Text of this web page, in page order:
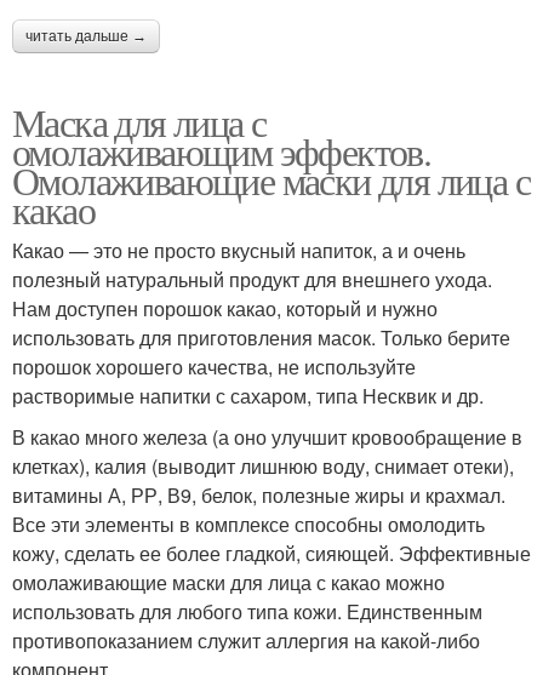
читать дальше →
Маска для лица с
омолаживающим эффектов.
Омолаживающие маски для лица с
какао
Какао — это не просто вкусный напиток, а и очень
полезный натуральный продукт для внешнего ухода.
Нам доступен порошок какао, который и нужно
использовать для приготовления масок. Только берите
порошок хорошего качества, не используйте
растворимые напитки с сахаром, типа Несквик и др.
В какао много железа (а оно улучшит кровообращение в
клетках), калия (выводит лишнюю воду, снимает отеки),
витамины А, РР, В9, белок, полезные жиры и крахмал.
Все эти элементы в комплексе способны омолодить
кожу, сделать ее более гладкой, сияющей. Эффективные
омолаживающие маски для лица с какао можно
использовать для любого типа кожи. Единственным
противопоказанием служит аллергия на какой-либо